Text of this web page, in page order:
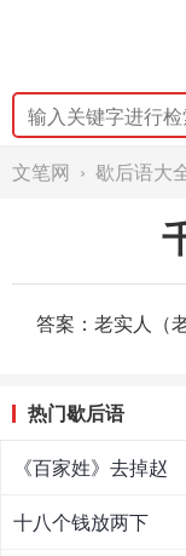
文笔网 › 歇后语大
答案：老实人（
热门歇后语
《百家姓》去掉赵
十八个钱放两下